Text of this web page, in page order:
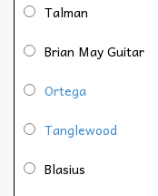
Talman
Brian May Guitar
Ortega
Tanglewood
Blasius